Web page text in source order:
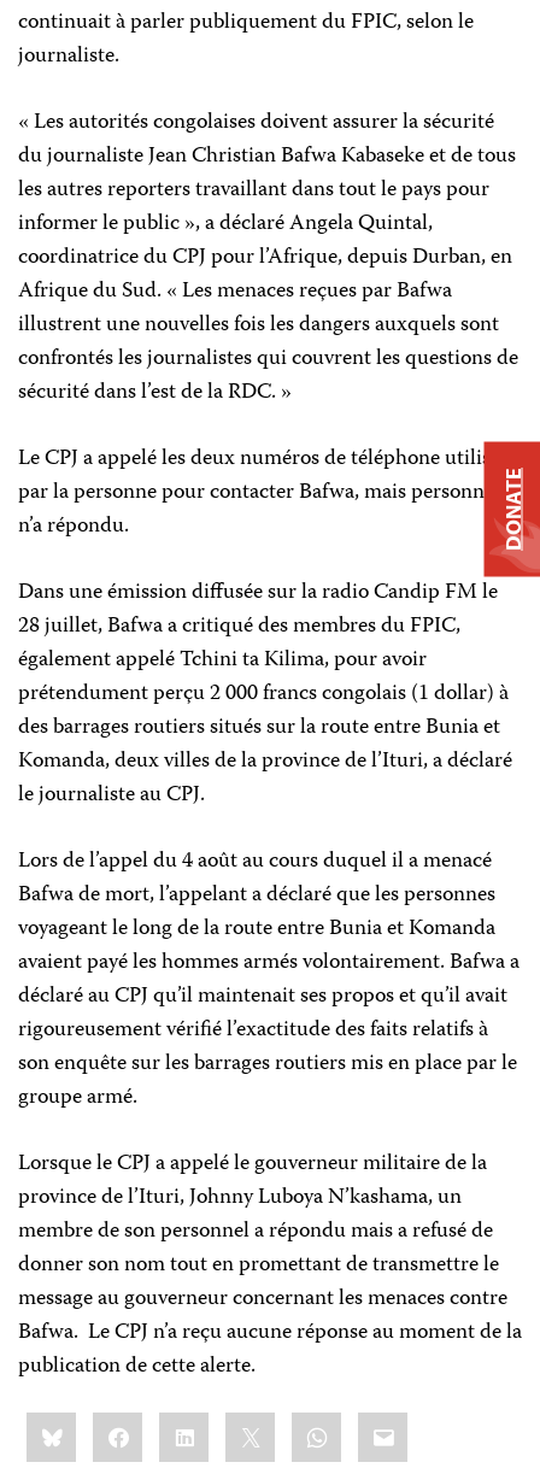
continuait à parler publiquement du FPIC, selon le
journaliste.
« Les autorités congolaises doivent assurer la sécurité
du journaliste Jean Christian Bafwa Kabaseke et de tous
les autres reporters travaillant dans tout le pays pour
informer le public », a déclaré Angela Quintal,
coordinatrice du CPJ pour l’Afrique, depuis Durban, en
Afrique du Sud. « Les menaces reçues par Bafwa
illustrent une nouvelles fois les dangers auxquels sont
confrontés les journalistes qui couvrent les questions de
sécurité dans l’est de la RDC. »
Le CPJ a appelé les deux numéros de téléphone utilisés
par la personne pour contacter Bafwa, mais personne
n’a répondu.
Dans une émission diffusée sur la radio Candip FM le
28 juillet, Bafwa a critiqué des membres du FPIC,
également appelé Tchini ta Kilima, pour avoir
prétendument perçu 2 000 francs congolais (1 dollar) à
des barrages routiers situés sur la route entre Bunia et
Komanda, deux villes de la province de l’Ituri, a déclaré
le journaliste au CPJ.
Lors de l’appel du 4 août au cours duquel il a menacé
Bafwa de mort, l’appelant a déclaré que les personnes
voyageant le long de la route entre Bunia et Komanda
avaient payé les hommes armés volontairement. Bafwa a
déclaré au CPJ qu’il maintenait ses propos et qu’il avait
rigoureusement vérifié l’exactitude des faits relatifs à
son enquête sur les barrages routiers mis en place par le
groupe armé.
Lorsque le CPJ a appelé le gouverneur militaire de la
province de l’Ituri, Johnny Luboya N’kashama, un
membre de son personnel a répondu mais a refusé de
donner son nom tout en promettant de transmettre le
message au gouverneur concernant les menaces contre
Bafwa. Le CPJ n’a reçu aucune réponse au moment de la
publication de cette alerte.
Share
this:BlueskyFacebookLinkedIn WhatsApp
Email
DONATE